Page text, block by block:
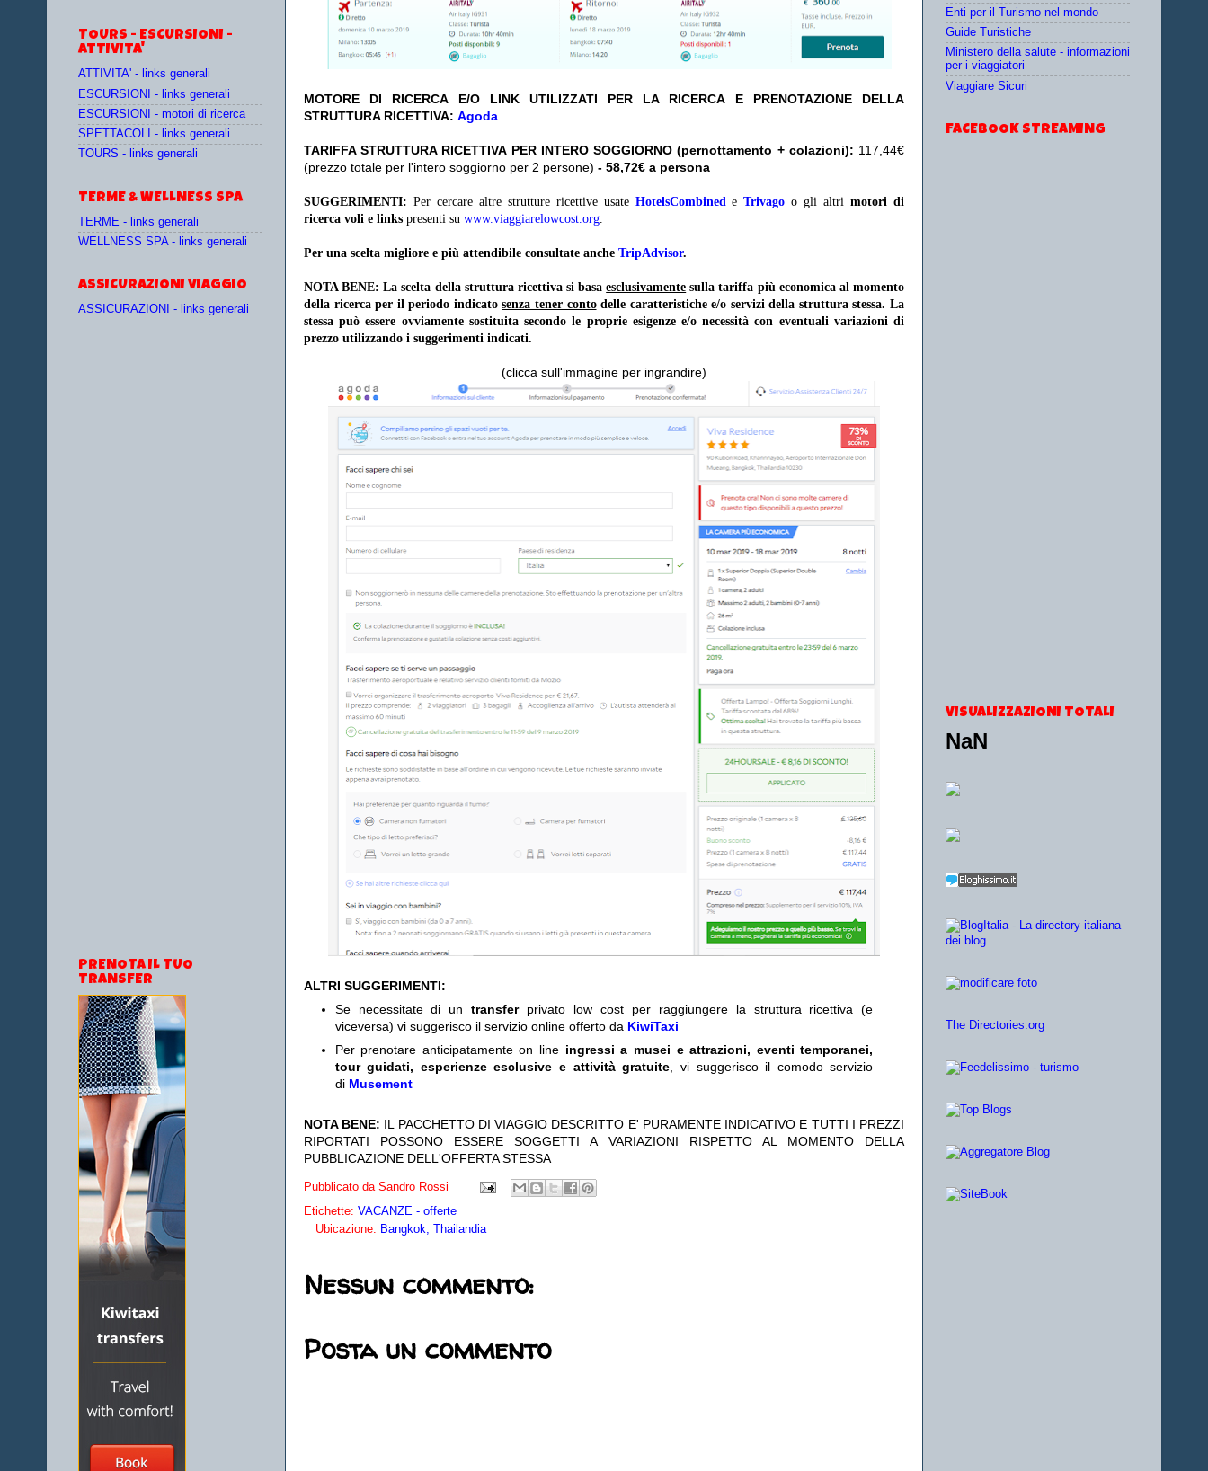
MOTORE DI RICERCA E/O LINK UTILIZZATI PER LA RICERCA E PRENOTAZIONE DELLA
STRUTTURA RICETTIVA: Agoda
TARIFFA STRUTTURA RICETTIVA PER INTERO SOGGIORNO (pernottamento + colazioni): 117,44€
(prezzo totale per l'intero soggiorno per 2 persone) - 58,72€ a persona
SUGGERIMENTI: Per cercare altre strutture ricettive usate HotelsCombinedeTrivago o gli altrimotori di
ricerca voli e links presenti su www.viaggiarelowcost.org.
Per una scelta migliore e più attendibile consultate anche TripAdvisor.
NOTA BENE: La scelta della struttura ricettiva si basaesclusivamente sulla tariffa più economica al momento
della ricerca per il periodo indicatosenza tener contodelle caratteristiche e/o servizi della struttura stessa. La
stessa può essere ovviamente sostituita secondo le proprie esigenze e/o necessità con eventuali variazioni di
prezzo utilizzando i suggerimenti indicati.
(clicca sull'immagine per ingrandire)
ALTRI SUGGERIMENTI:
Se necessitate di untransfer privato low cost per raggiungere la struttura ricettiva (e
viceversa) vi suggerisco il servizio online offerto da KiwiTaxi
Per prenotare anticipatamente on line ingressi a musei e attrazioni, eventi temporanei,
tour guidati, esperienze esclusive e attività gratuite , vi suggerisco il comodo servizio
di Musement
NOTA BENE: IL PACCHETTO DI VIAGGIO DESCRITTO E' PURAMENTE INDICATIVO E TUTTI I PREZZI
RIPORTATI POSSONO ESSERE SOGGETTI A VARIAZIONI RISPETTO AL MOMENTO DELLA
PUBBLICAZIONE DELL'OFFERTA STESSA
Pubblicato da Sandro Rossi
Etichette: VACANZE - offerte
Ubicazione: Bangkok, Thailandia
Nessun commento:
Posta un commento
TOURS - ESCURSIONI -
ATTIVITA'
ATTIVITA' - links generali
ESCURSIONI - links generali
ESCURSIONI - motori di ricerca
SPETTACOLI - links generali
TOURS - links generali
TERME & WELLNESS SPA
TERME - links generali
WELLNESS SPA - links generali
ASSICURAZIONI VIAGGIO
ASSICURAZIONI - links generali
PRENOTA IL TUO
TRANSFER
Enti per il Turismo nel mondo
Guide Turistiche
Ministero della salute - informazioni
per i viaggiatori
Viaggiare Sicuri
FACEBOOK STREAMING
VISUALIZZAZIONI TOTALI
NaN
The Directories.org